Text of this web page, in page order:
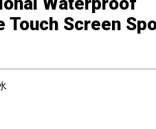
Screen